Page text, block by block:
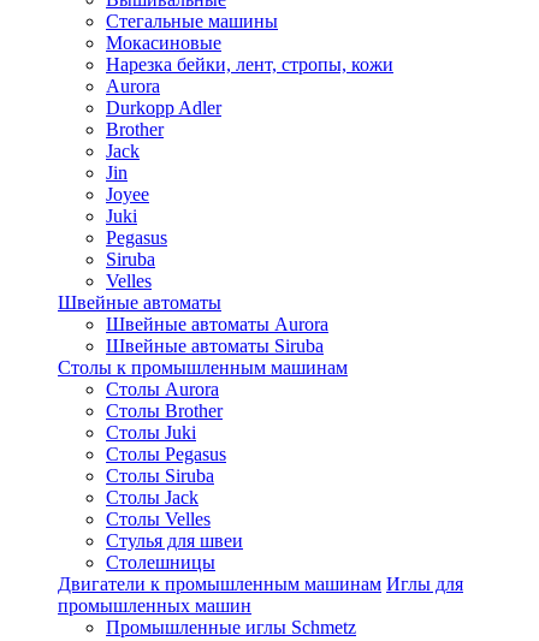
Стегальные машины
Мокасиновые
Нарезка бейки, лент, стропы, кожи
Aurora
Durkopp Adler
Brother
Jack
Jin
Joyee
Juki
Pegasus
Siruba
Velles
Швейные автоматы
Швейные автоматы Aurora
Швейные автоматы Siruba
Столы к промышленным машинам
Столы Aurora
Столы Brother
Столы Juki
Столы Pegasus
Столы Siruba
Столы Jack
Столы Velles
Стулья для швеи
Столешницы
Двигатели к промышленным машинам Иглы для
промышленных машин
Промышленные иглы Schmetz